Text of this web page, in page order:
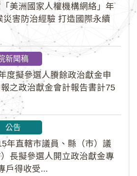
美洲國家人權機構網絡」年
災害防治經驗 打造國際永續
新聞稿
度擬參選人賸餘政治獻金申
之政治獻金會計報告書計75
公告
年直轄市議員、縣（市）議
長擬參選人開立政治獻金專
戶得收受...